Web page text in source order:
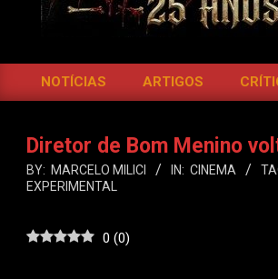
BOCA
DO
Primary
Menu
NOTÍCIAS ARTIGOS
Diretor de Bom Menino
BY: MARCELO MILICI IN: CINEMA
EXPERIMENTAL
0 (0)